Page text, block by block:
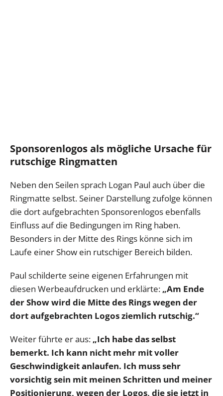
Sponsorenlogos als mögliche Ursache für
rutschige Ringmatten
Neben den Seilen sprach Logan Paul auch über die
Ringmatte selbst. Seiner Darstellung zufolge können
die dort aufgebrachten Sponsorenlogos ebenfalls
Einfluss auf die Bedingungen im Ring haben.
Besonders in der Mitte des Rings könne sich im
Laufe einer Show ein rutschiger Bereich bilden.
Paul schilderte seine eigenen Erfahrungen mit
diesen Werbeaufdrucken und erklärte: „Am Ende
der Show wird die Mitte des Rings wegen der
dort aufgebrachten Logos ziemlich rutschig.“
Weiter führte er aus: „Ich habe das selbst
bemerkt. Ich kann nicht mehr mit voller
Geschwindigkeit anlaufen. Ich muss sehr
vorsichtig sein mit meinen Schritten und meiner
Positionierung, wegen der Logos, die sie jetzt in